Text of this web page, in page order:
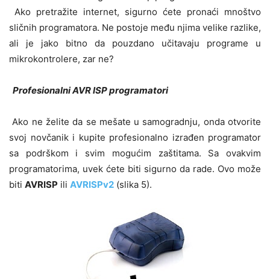
Ako pretražite internet, sigurno ćete pronaći mnoštvo
sličnih programatora. Ne postoje među njima velike razlike,
ali je jako bitno da pouzdano učitavaju programe u
mikrokontrolere, zar ne?
Profesionalni AVR ISP programatori
Ako ne želite da se mešate u samogradnju, onda otvorite
svoj novčanik i kupite profesionalno izrađen programator
sa podrškom i svim mogućim zaštitama. Sa ovakvim
programatorima, uvek ćete biti sigurno da rade. Ovo može
biti AVRISP ili AVRISPv2 (slika 5).